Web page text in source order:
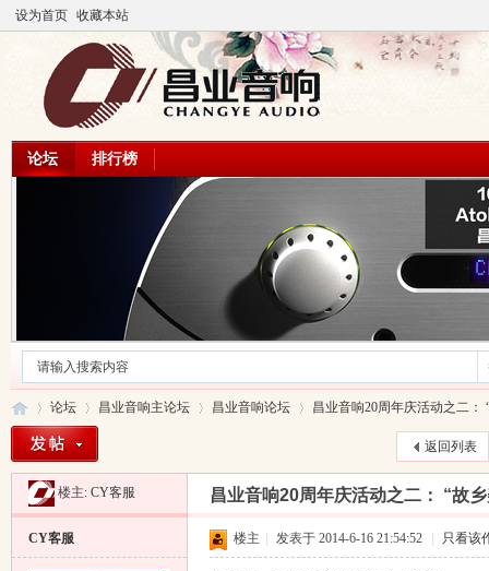
设为首页 收藏本站
论坛 排行榜
»
论坛
›
昌业音响主论坛 昌业音响论坛
›
昌业音响20周年庆活动之二：
返回列表
楼主: CY客服 昌业音响20周年庆活动之二： “故
CY客服 楼主 发表于 2014-6-16 21:54:52 只看该